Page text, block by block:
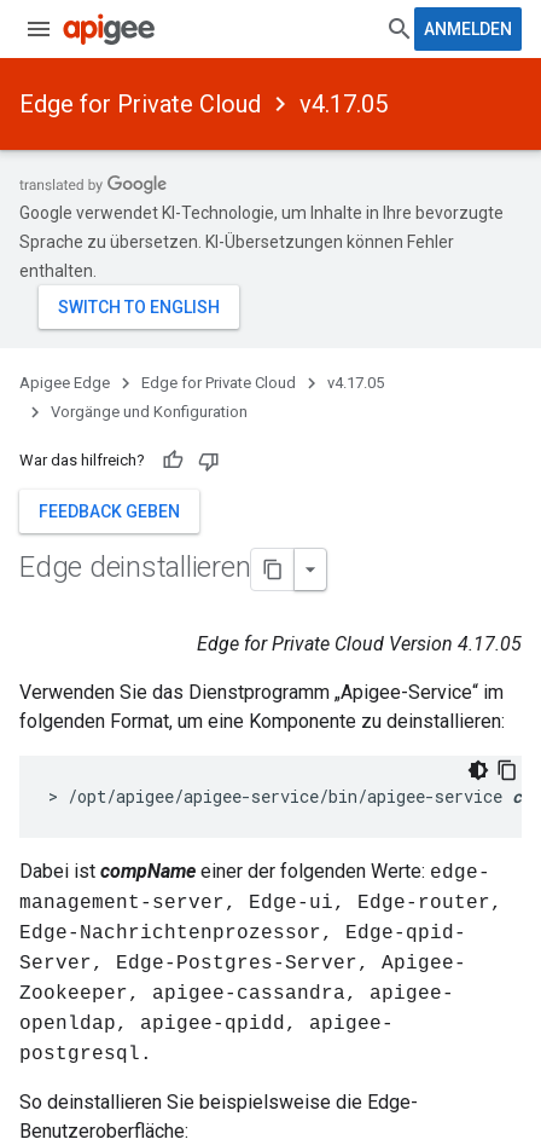
ANMELDEN
Edge for Private Cloud v4.17.05
Google verwendet KI-Technologie, um Inhalte in Ihre bevorzugte
Sprache zu übersetzen. KI-Übersetzungen können Fehler
enthalten.
Apigee Edge Edge for Private Cloud
v4.17.05
Vorgänge und Konfiguration
War das hilfreich?
FEEDBACK GEBEN
Edge deinstallieren
Edge for Private Cloud Version 4.17.05
Verwenden Sie das Dienstprogramm „Apigee-Service“ im
folgenden Format, um eine Komponente zu deinstallieren:
> /opt/apigee/apigee-service/bin/apigee-service
Dabei ist compName einer der folgenden Werte: edge-
management-server, Edge-ui, Edge-router,
Edge-Nachrichtenprozessor, Edge-qpid-
Server, Edge-Postgres-Server, Apigee-
Zookeeper, apigee-cassandra, apigee-
openldap, apigee-qpidd, apigee-
postgresql.
So deinstallieren Sie beispielsweise die Edge-
Benutzeroberfläche: